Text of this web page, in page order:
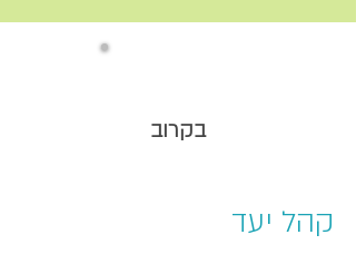
בקרוב
קהל יעד